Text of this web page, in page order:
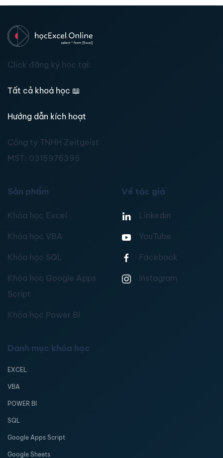
Click đăng ký học tại:
Tất cả khoá học 📖
Hướng dẫn kích hoạt
Công ty TNHH Zeitgeist
MST: 0315976395
Sản phẩm
Khóa học Excel
Khóa học VBA
Khóa học SQL
Khóa học Google Apps
Script
Khóa học Power BI
Về tác giả
Linkedin
YouTube
Facebook
Instagram
Danh mục khóa học
EXCEL
VBA
POWER BI
SQL
Google Apps Script
Google Sheets